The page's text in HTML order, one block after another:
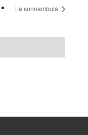
La sonnambula